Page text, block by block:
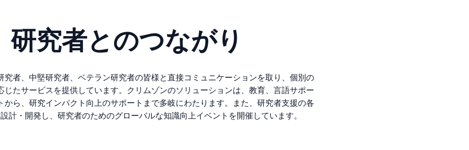
研究者とのつながり
究者、中堅研究者、ベテラン研究者の皆様と直接コミュニケーションを取り、個別の
じたサービスを提供しています。クリムゾンのソリューションは、教育、言語サポー
から、研究インパクト向上のサポートまで多岐にわたります。また、研究者支援の各
計・開発し、研究者のためのグローバルな知識向上イベントを開催しています。